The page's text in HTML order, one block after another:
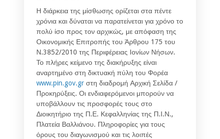
Η διάρκεια της μίσθωσης ορίζεται στα πέντε
χρόνια και δύναται να παρατείνεται για χρόνο το
πολύ ίσο προς τον αρχικώς, με απόφαση της
Οικονομικής Επιτροπής του Άρθρου 175 του
Ν.3852/2010 της Περιφέρειας Ιονίων Νήσων.
Το πλήρες κείμενο της διακήρυξης είναι
αναρτημένο στη δικτυακή πύλη του Φορέα
www.pin.gov.gr στη διαδρομή Αρχική Σελίδα /
Προκηρύξεις. Οι ενδιαφερόμενοι μπορούν να
υποβάλλουν τις προσφορές τους στο
Διοικητήριο της Π.Ε. Κεφαλληνίας της Π.Ι.Ν.,
Πλατεία Βαλλιάνου. Πληροφορίες για τους
όρους του διαγωνισμού και τις λοιπές